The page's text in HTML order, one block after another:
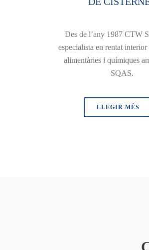
Des de l’any 1987 CTW
especialista en rentat interior
alimentàries i químiques
SQAS.
LLEGIR MÉS